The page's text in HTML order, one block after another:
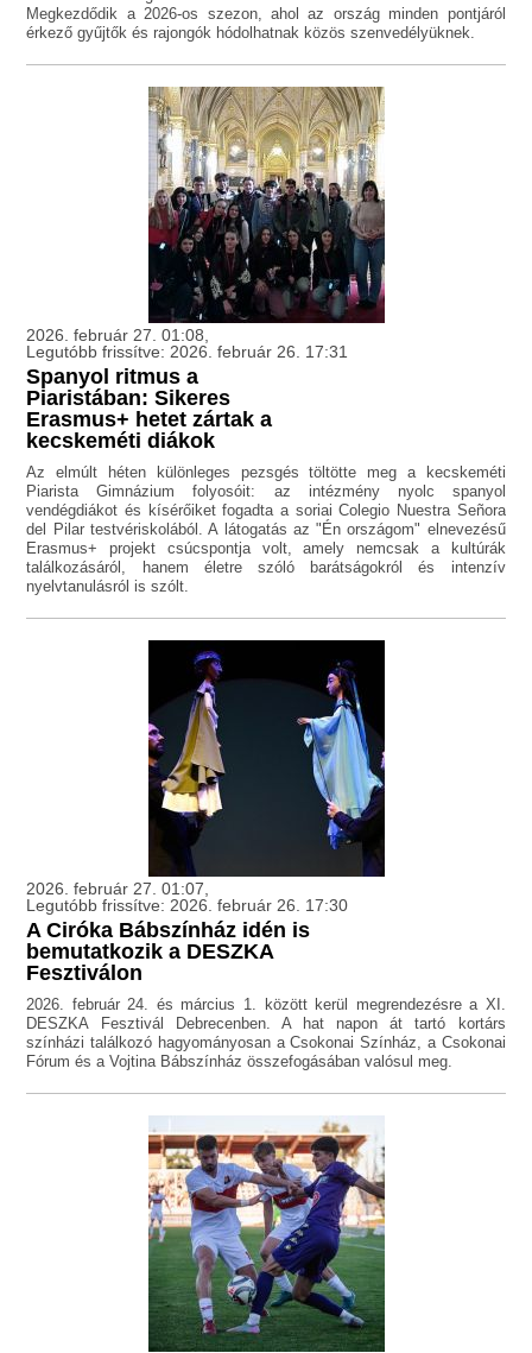
Megkezdődik a 2026-os szezon, ahol az ország minden pontjáról
érkező gyűjtők és rajongók hódolhatnak közös szenvedélyüknek.
2026. február 27. 01:08,
Legutóbb frissítve: 2026. február 26. 17:31
Spanyol ritmus a
Piaristában: Sikeres
Erasmus+ hetet zártak a
kecskeméti diákok
Az elmúlt héten különleges pezsgés töltötte meg a kecskeméti
Piarista Gimnázium folyosóit: az intézmény nyolc spanyol
vendégdiákot és kísérőiket fogadta a soriai Colegio Nuestra Señora
del Pilar testvériskolából. A látogatás az "Én országom" elnevezésű
Erasmus+ projekt csúcspontja volt, amely nemcsak a kultúrák
találkozásáról, hanem életre szóló barátságokról és intenzív
nyelvtanulásról is szólt.
2026. február 27. 01:07,
Legutóbb frissítve: 2026. február 26. 17:30
A Ciróka Bábszínház idén is
bemutatkozik a DESZKA
Fesztiválon
2026. február 24. és március 1. között kerül megrendezésre a XI.
DESZKA Fesztivál Debrecenben. A hat napon át tartó kortárs
színházi találkozó hagyományosan a Csokonai Színház, a Csokonai
Fórum és a Vojtina Bábszínház összefogásában valósul meg.